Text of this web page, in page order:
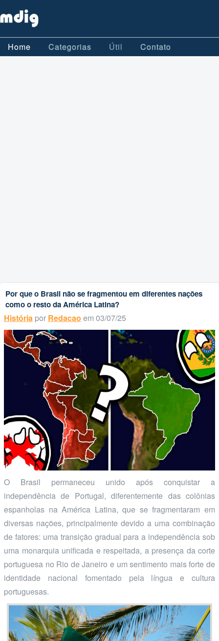
Home Categorias Útil Contato
Por que o Brasil não se fragmentou em diferentes nações
como o resto da América Latina?
História por Redacao em 03/07/25
O Brasil permaneceu unido após conquistar a
independência de Portugal, diferentemente das colônias
espanholas na América Latina, que se fragmentaram em
diversas nações, principalmente devido a uma combinação
de fatores: uma transição gradual para a independência sob
uma monarquia unificada e respeitada, a presença da corte
portuguesa no Rio de Janeiro e um sentimento mais forte de
identidade nacional fomentado pela língua e cultura
portuguesas.